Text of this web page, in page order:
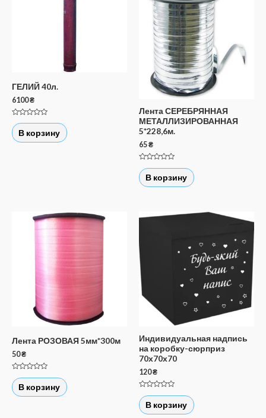
ГЕЛИЙ 40л.
6100₴
Оценка
0
из
5
В корзину
Лента СЕРЕБРЯННАЯ
МЕТАЛЛИЗИРОВАННАЯ
5*228,6м.
65₴
Оценка
0
из
5
В корзину
Лента РОЗОВАЯ 5мм*300м
50₴
Оценка
0
из
5
В корзину
Индивидуальная надпись
на коробку-сюрприз
70х70х70
120₴
Оценка
0
из
5
В корзину